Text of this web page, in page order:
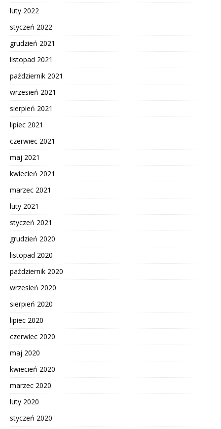
luty 2022
styczeń 2022
grudzień 2021
listopad 2021
październik 2021
wrzesień 2021
sierpień 2021
lipiec 2021
czerwiec 2021
maj 2021
kwiecień 2021
marzec 2021
luty 2021
styczeń 2021
grudzień 2020
listopad 2020
październik 2020
wrzesień 2020
sierpień 2020
lipiec 2020
czerwiec 2020
maj 2020
kwiecień 2020
marzec 2020
luty 2020
styczeń 2020